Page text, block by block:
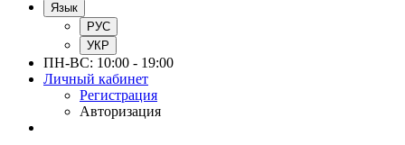
Язык
РУС
УКР
ПН-ВС: 10:00 - 19:00
Личный кабинет
Регистрация
Авторизация